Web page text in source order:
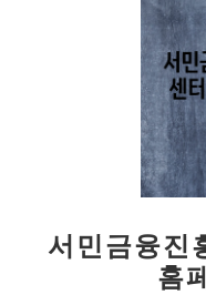
서민금융진
홈